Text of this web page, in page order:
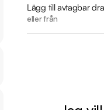
Årsskatt: Endast
Vid blandad
Elräckvidd enligt
Lägg till avtagbar
eller från